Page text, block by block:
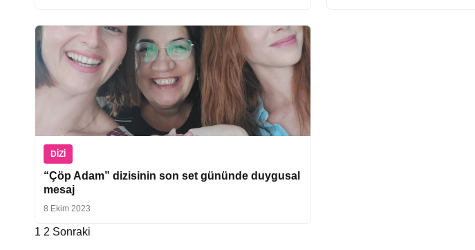
DIZI
“Çöp Adam” dizisinin son set gününde duygusal
mesaj
8 Ekim 2023
Yazı
1 2 Sonraki